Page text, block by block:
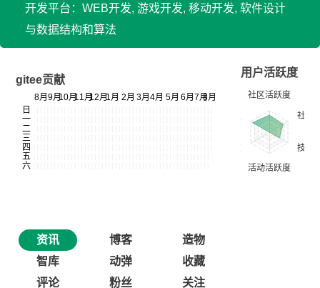
开发平台：WEB开发, 游戏开发, 移动开发, 软件设计
与数据结构和算法
gitee贡献
用户活跃度
资讯 博客
造物
智库
动弹
收藏
评论
粉丝 关注